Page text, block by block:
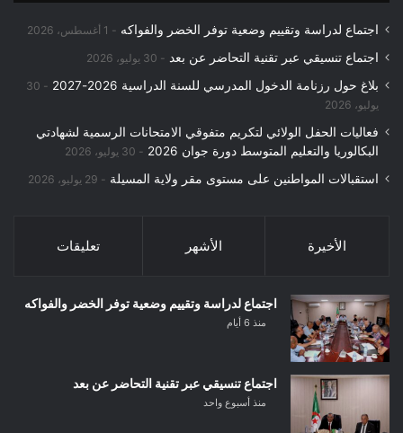
اجتماع لدراسة وتقييم وضعية توفر الخضر والفواكه 1 أغسطس، 2026
اجتماع تنسيقي عبر تقنية التحاضر عن بعد 30 يوليو، 2026
بلاغ حول رزنامة الدخول المدرسي للسنة الدراسية 2026-2027
30
يوليو، 2026
فعاليات الحفل الولائي لتكريم متفوقي الامتحانات الرسمية لشهادتي
البكالوريا والتعليم المتوسط دورة جوان 2026
30 يوليو، 2026
استقبالات المواطنين على مستوى مقر ولاية المسيلة 29 يوليو، 2026
الأخيرة الأشهر تعليقات
اجتماع لدراسة وتقييم وضعية توفر الخضر والفواكه
منذ 6 أيام
اجتماع تنسيقي عبر تقنية التحاضر عن بعد
منذ أسبوع واحد